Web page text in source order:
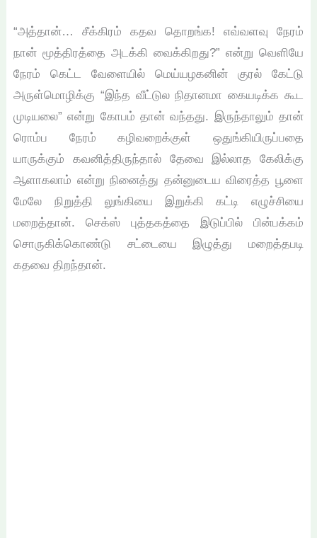
“அத்தான்… சீக்கிரம் கதவ தொறங்க! எவ்வளவு நேரம்
நான் மூத்திரத்தை அடக்கி வைக்கிறது?” என்று வெளியே
நேரம் கெட்ட வேளையில் மெய்யழகனின் குரல் கேட்டு
அருள்மொழிக்கு “இந்த வீட்டுல நிதானமா கையடிக்க கூட
முடியலை” என்று கோபம் தான் வந்தது. இருந்தாலும் தான்
ரொம்ப நேரம் கழிவறைக்குள் ஒதுங்கியிருப்பதை
யாருக்கும் கவனித்திருந்தால் தேவை இல்லாத கேலிக்கு
ஆளாகலாம் என்று நினைத்து தன்னுடைய விரைத்த பூளை
மேலே நிறுத்தி லுங்கியை இறுக்கி கட்டி எழுச்சியை
மறைத்தான். செக்ஸ் புத்தகத்தை இடுப்பில் பின்பக்கம்
சொருகிக்கொண்டு சட்டையை இழுத்து மறைத்தபடி
கதவை திறந்தான்.